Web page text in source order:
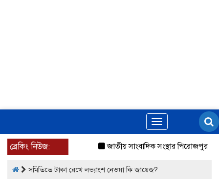
Toggle
navigation
ব্রেকিং নিউজ: জাতীয় সাংবাদিক সংস্থার পিরোজপুর
সমিতিতে টাকা রেখে লভ্যাংশ নেওয়া কি জায়েজ?